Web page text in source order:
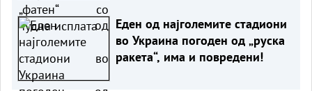
Еден од најголемите стадиони
во Украина погоден од „руска
ракета“, има и повредени!